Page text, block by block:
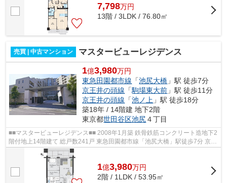
7,798万円
13階 / 3LDK / 76.80㎡
売買 | 中古マンション マスタービューレジデンス
1億3,980万円
東急田園都市線 「池尻大橋 」駅 徒歩7分
京王井の頭線 「駒場東大前 」駅 徒歩11分
京王井の頭線 「池ノ上 」駅 徒歩18分
築18年 / 14階建 地下2階
東京都世田谷区池尻４丁目
■■マスタービューレジデンス■■ 2008年1月築 鉄骨鉄筋コンクリート造地下2
階付地上14階建て 総戸数241戸 東急田園都市線「池尻大橋」駅徒歩7分 京王
井の頭線「駒場東大前」駅徒歩11分...
1億3,980万円
2階 / 1LDK / 53.95㎡